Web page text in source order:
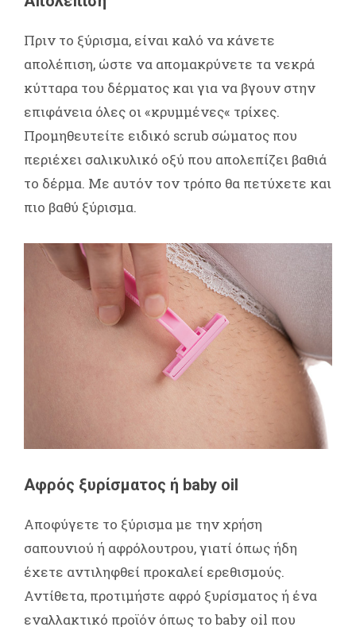
Πριν το ξύρισμα, είναι καλό να κάνετε
απολέπιση, ώστε να απομακρύνετε τα νεκρά
κύτταρα του δέρματος και για να βγουν στην
επιφάνεια όλες οι «κρυμμένες« τρίχες.
Προμηθευτείτε ειδικό scrub σώματος που
περιέχει σαλικυλικό οξύ που απολεπίζει βαθιά
το δέρμα. Με αυτόν τον τρόπο θα πετύχετε και
πιο βαθύ ξύρισμα.
Αφρός ξυρίσματος ή baby oil
Αποφύγετε το ξύρισμα με την χρήση
σαπουνιού ή αφρόλουτρου, γιατί όπως ήδη
έχετε αντιληφθεί προκαλεί ερεθισμούς.
Αντίθετα, προτιμήστε αφρό ξυρίσματος ή ένα
εναλλακτικό προϊόν όπως το baby oil που